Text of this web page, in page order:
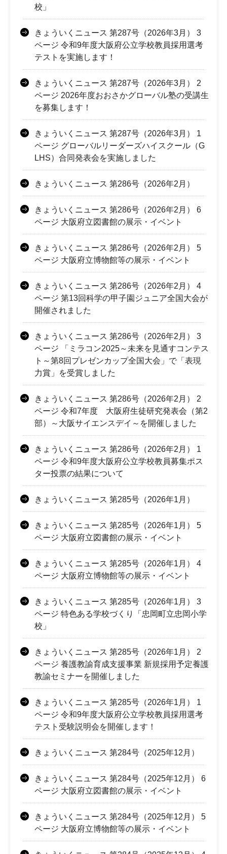
校」
きょういくニュース 第287号（2026年3月） 3
ページ 令和9年度大阪府公立学校教員採用選考
テストを実施します！
きょういくニュース 第287号（2026年3月） 2
ページ 2026年度おおさかグローバル塾の受講生
を募集します！
きょういくニュース 第287号（2026年3月） 1
ページ グローバルリーダーズハイスクール（G
LHS）合同発表会を実施しました
きょういくニュース 第286号（2026年2月）
きょういくニュース 第286号（2026年2月） 6
ページ 大阪府立図書館の展示・イベント
きょういくニュース 第286号（2026年2月） 5
ページ 大阪府立博物館等の展示・イベント
きょういくニュース 第286号（2026年2月） 4
ページ 第13回科学の甲子園ジュニア全国大会が
開催されました
きょういくニュース 第286号（2026年2月） 3
ページ 「ミラコン2025～未来を見通すコンテス
ト～第8回プレゼンカップ全国大会」で「表現
力賞」を受賞しました
きょういくニュース 第286号（2026年2月） 2
ページ 令和7年度 大阪府生徒研究発表会（第2
部）～大阪サイエンスデイ～を開催しました
きょういくニュース 第286号（2026年2月） 1
ページ 令和9年度大阪府公立学校教員募集ポス
ター投票の結果について
きょういくニュース 第285号（2026年1月）
きょういくニュース 第285号（2026年1月） 5
ページ 大阪府立図書館の展示・イベント
きょういくニュース 第285号（2026年1月） 4
ページ 大阪府立博物館等の展示・イベント
きょういくニュース 第285号（2026年1月） 3
ページ 特色ある学校づくり「忠岡町立忠岡小学
校」
きょういくニュース 第285号（2026年1月） 2
ページ 養護教諭育成支援事業 新規採用予定養護
教諭セミナーを開催しました
きょういくニュース 第285号（2026年1月） 1
ページ 令和9年度大阪府公立学校教員採用選考
テスト受験説明会を開催します！
きょういくニュース 第284号（2025年12月）
きょういくニュース 第284号（2025年12月） 6
ページ 大阪府立図書館の展示・イベント
きょういくニュース 第284号（2025年12月） 5
ページ 大阪府立博物館等の展示・イベント